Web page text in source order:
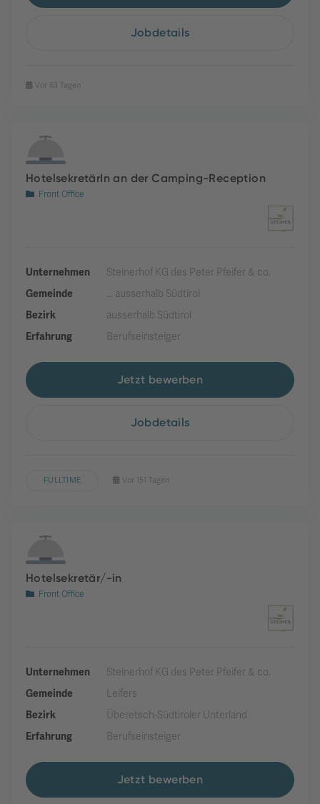
Jobdetails
Vor 63 Tagen
HotelsekretärIn an der Camping-Reception
Front Office
Unternehmen
Steinerhof KG des Peter Pfeifer & co.
Gemeinde
... ausserhalb Südtirol
Bezirk
ausserhalb Südtirol
Erfahrung
Berufseinsteiger
Jetzt bewerben
Jobdetails
FULLTIME Vor 151 Tagen
Hotelsekretär/-in
Front Office
Unternehmen
Steinerhof KG des Peter Pfeifer & co.
Gemeinde
Leifers
Bezirk
Überetsch-Südtiroler Unterland
Erfahrung
Berufseinsteiger
Jetzt bewerben